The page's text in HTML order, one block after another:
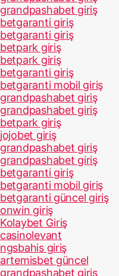
grandpashabet giriş
betgaranti giriş
betgaranti giriş
betpark giriş
betpark giriş
betgaranti giriş
betgaranti mobil giriş
grandpashabet giriş
grandpashabet giriş
betpark giriş
jojobet giriş
grandpashabet giriş
grandpashabet giriş
betgaranti giriş
betgaranti mobil giriş
betgaranti güncel giriş
onwin giriş
Kolaybet Giriş
casinolevant
ngsbahis giriş
artemisbet güncel
grandpashabet giriş